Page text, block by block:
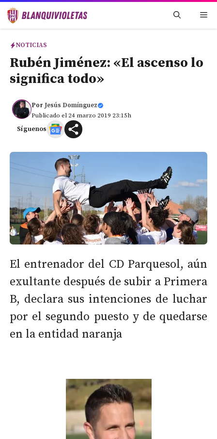
Saltar
NOTICIAS
Rubén Jiménez: «El ascenso lo
significa todo»
Por Jesús Domínguez
Publicado el 24 marzo 2019 23:15h
Síguenos
El entrenador del CD Parquesol, aún
exultante después de subir a Primera
B, declara sus intenciones de luchar
por el segundo puesto y de quedarse
en la entidad naranja